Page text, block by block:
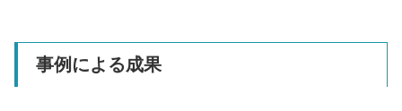
事例による成果